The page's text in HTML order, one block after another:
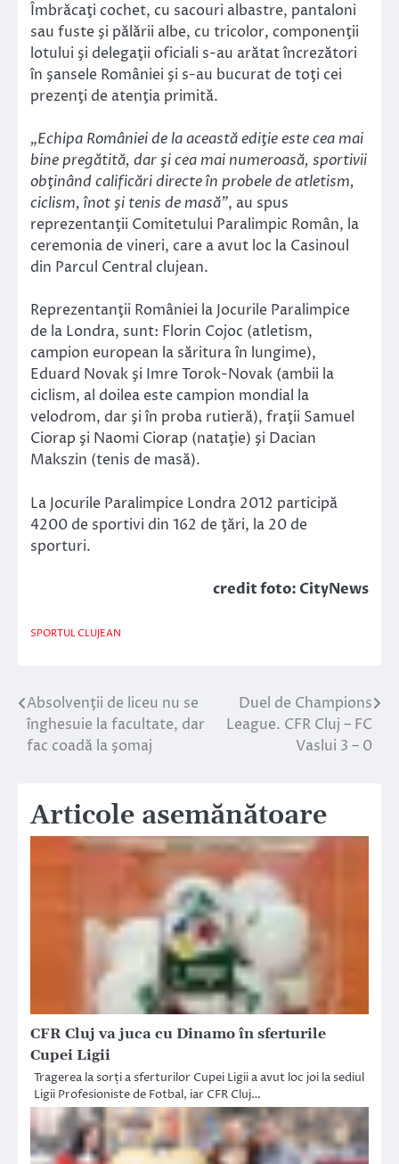
Îmbrăcaţi cochet, cu sacouri albastre, pantaloni
sau fuste şi pălării albe, cu tricolor, componenţii
lotului şi delegaţii oficiali s-au arătat încrezători
în şansele României şi s-au bucurat de toţi cei
prezenţi de atenţia primită.
„Echipa României de la această ediţie este cea mai
bine pregătită, dar şi cea mai numeroasă, sportivii
obţinând calificări directe în probele de atletism,
ciclism, înot şi tenis de masă”, au spus
reprezentanţii Comitetului Paralimpic Român, la
ceremonia de vineri, care a avut loc la Casinoul
din Parcul Central clujean.
Reprezentanţii României la Jocurile Paralimpice
de la Londra, sunt: Florin Cojoc (atletism,
campion european la săritura în lungime),
Eduard Novak şi Imre Torok-Novak (ambii la
ciclism, al doilea este campion mondial la
velodrom, dar şi în proba rutieră), fraţii Samuel
Ciorap şi Naomi Ciorap (nataţie) şi Dacian
Makszin (tenis de masă).
La Jocurile Paralimpice Londra 2012 participă
4200 de sportivi din 162 de ţări, la 20 de
sporturi.
credit foto: CityNews
SPORTUL CLUJEAN
Navigare
în
Absolvenţii de liceu nu se
înghesuie la facultate, dar
fac coadă la şomaj
Duel de Champions
League. CFR Cluj – FC
Vaslui 3 – 0
Articole asemănătoare
CFR Cluj va juca cu Dinamo în sferturile
Cupei Ligii
Tragerea la sorți a sferturilor Cupei Ligii a avut loc joi la sediul
Ligii Profesioniste de Fotbal, iar CFR Cluj…